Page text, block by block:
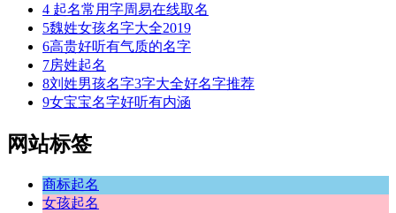
4 起名常用字周易在线取名
5魏姓女孩名字大全2019
6高贵好听有气质的名字
7房姓起名
8刘姓男孩名字3字大全好名字推荐
9女宝宝名字好听有内涵
网站标签
商标起名
女孩起名